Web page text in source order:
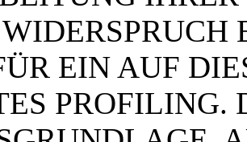
EIN AUF
PROFILING.